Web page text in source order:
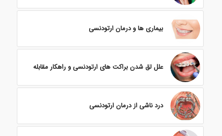
بیماری ها و درمان ارتودنسی
علل لق شدن براکت های ارتودنسی و راهکار مقابله
درد ناشی از درمان ارتودنسی